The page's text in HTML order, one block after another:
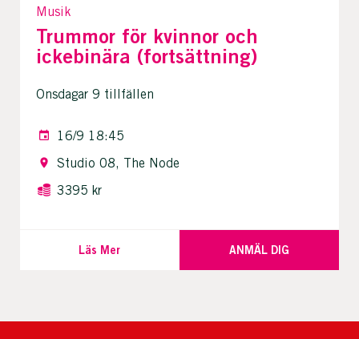
Musik
Trummor för kvinnor och
ickebinära (fortsättning)
Onsdagar 9 tillfällen
16/9 18:45
Studio 08, The Node
3395 kr
Läs Mer ANMÄL DIG